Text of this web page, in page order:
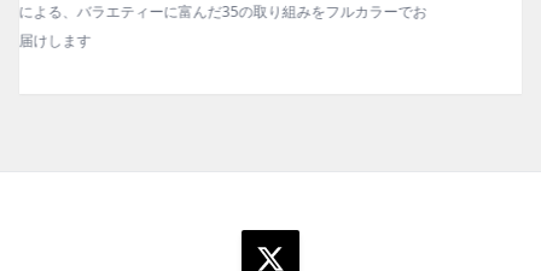
タビュー、海外企業情報、統計などをコンパクトに掲載してい